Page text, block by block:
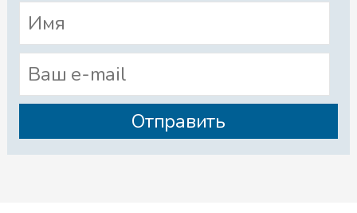
Хорошо жилось девушке у
Метелицы. Никогда ее Метелица
не ругала, а кормила всегда
сытно и вкусно.
И все-таки скоро начала